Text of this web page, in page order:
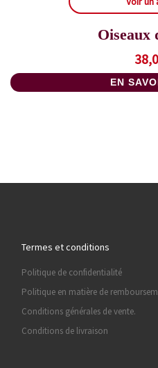
Oiseaux
EN
Termes et conditions
Politique de confidentialité
Politique en matière de
Conditions générales de vente.
Conditions de livraison